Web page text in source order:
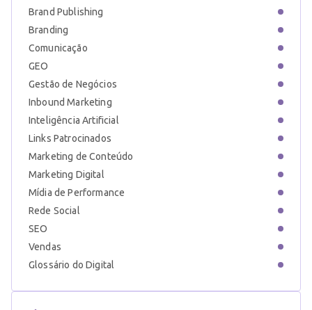
Brand Publishing
Branding
Comunicação
GEO
Gestão de Negócios
Inbound Marketing
Inteligência Artificial
Links Patrocinados
Marketing de Conteúdo
Marketing Digital
Mídia de Performance
Rede Social
SEO
Vendas
Glossário do Digital